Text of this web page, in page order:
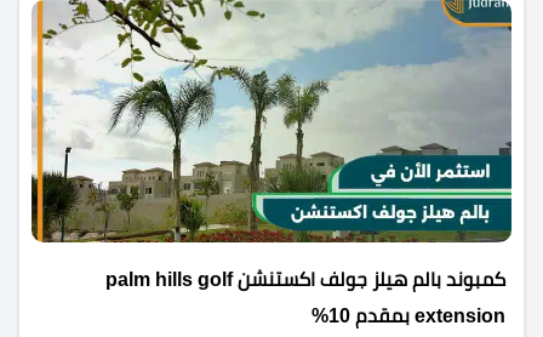
كمبوند بالم هيلز جولف اكستنشن palm hills golf
extension بمقدم 10%